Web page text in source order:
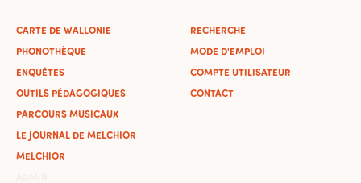
CARTE DE WALLONIE
PHONOTHÈQUE
ENQUÊTES
OUTILS PÉDAGOGIQUES
PARCOURS MUSICAUX
LE JOURNAL DE MELCHIOR
MELCHIOR
RECHERCHE
MODE D'EMPLOI
COMPTE UTILISATEUR
CONTACT